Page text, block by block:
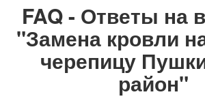
FAQ - Ответы на
"Замена кровли
черепицу
район"